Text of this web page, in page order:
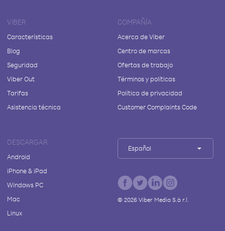
VIBER
Características
Blog
Seguridad
Viber Out
Tarifas
Asistencia técnica
COMPAÑÍA
Acerca de Viber
Centro de marcas
Ofertas de trabajo
Términos y políticas
Política de privacidad
Customer Complaints Code
DESCARGAR
Android
iPhone & iPad
Windows PC
Mac
Linux
Español
© 2026Viber Media S.à r.l.